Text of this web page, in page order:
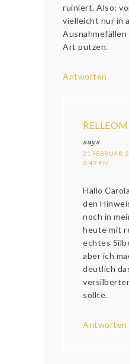
ruiniert. Also:
vielleicht nur in
Art putzen.
Antworten
says
21 FEBRUAR,
2:49 P.M.
Hallo
den
noch in
heute mit
echtes
aber ich
deutlich
sollte.
Antworten